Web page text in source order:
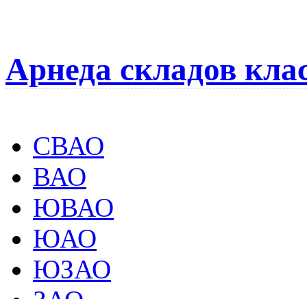
Арнеда складов
СВАО
ВАО
ЮВАО
ЮАО
ЮЗАО